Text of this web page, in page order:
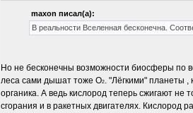
maxon писал(а):
В реальности Вселенная бесконечна.
Но не бесконечны возможности биосферы по
леса сами дышат тоже О2. "Лёгкими" планеты ,
органика. А ведь кислород теперь сжигают не
сгорания и в ракетных двигателях. Кислород